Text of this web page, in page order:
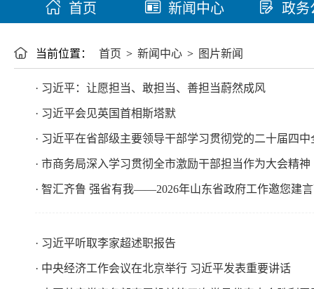
首页 新闻中心 政务
当前位置： 首页 > 新闻中心 > 图片新闻
· 习近平：让愿担当、敢担当、善担当蔚然成风
· 习近平会见英国首相斯塔默
· 习近平在省部级主要领导干部学习贯彻党的二十届四
· 市商务局深入学习贯彻全市激励干部担当作为大会精神
· 智汇齐鲁 强省有我——2026年山东省政府工作邀您建
· 习近平听取李家超述职报告
· 中央经济工作会议在北京举行 习近平发表重要讲话